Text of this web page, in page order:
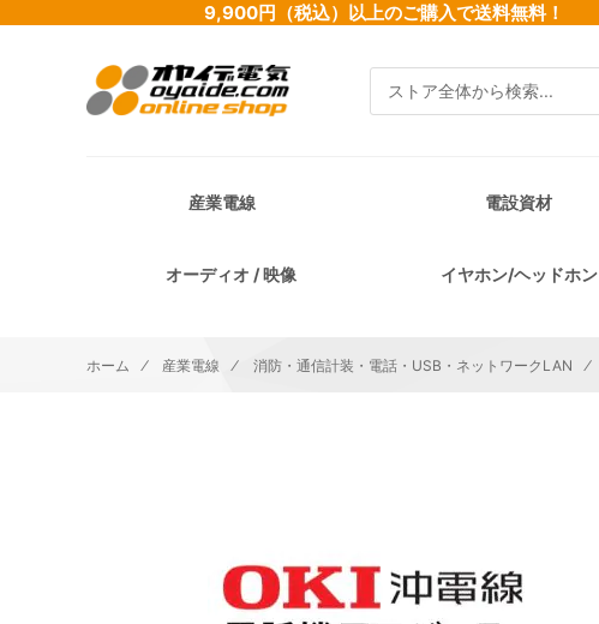
9,900円（税込）以上のご購入で送料無料！
検索
産業電線 電設資材
オーディオ / 映像 イヤホン/ヘッドホン
ホーム 産業電線 消防・通信計装・電話・USB・ネットワークLAN